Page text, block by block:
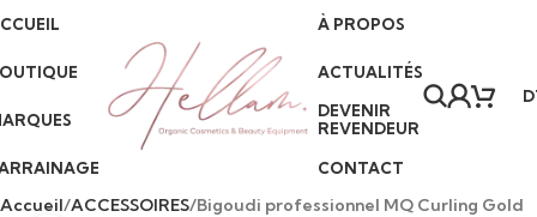
À PROPOS
ACTUALITÉS
DEVENIR
REVENDEUR
CONTACT
Accueil ACCESSOIRES Bigoudi professionnel MQ Curling Gold
57 098 903 Paiement à la livraison